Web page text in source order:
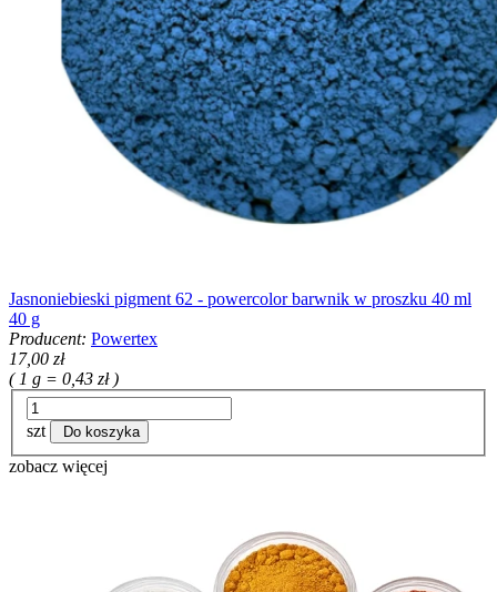
Jasnoniebieski pigment 62 - powercolor barwnik w proszku 40 ml
40 g
Producent: Powertex
17,00 zł
( 1 g = 0,43 zł )
szt Do koszyka
zobacz więcej